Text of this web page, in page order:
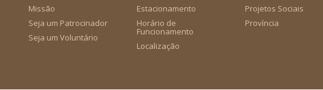
Missão
Seja um Patrocinador
Seja um Voluntário
Projetos Sociais
Província
Estacionamento
Horário de
Funcionamento
Localização